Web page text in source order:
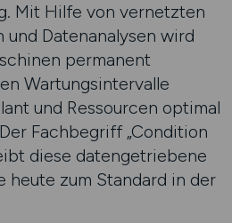
Mit Hilfe von vernetzten
und Datenanalysen wird
permanent
Wartungsintervalle
und Ressourcen optimal
Fachbegriff „Condition
diese datengetriebene
heute zum Standard in der